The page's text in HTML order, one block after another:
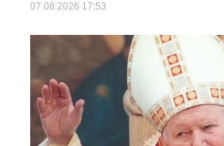
07.08.2026 17:53